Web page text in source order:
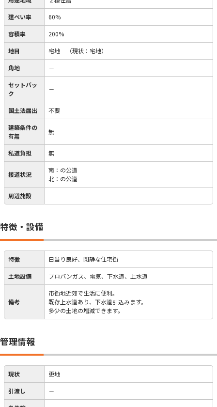
建ぺい率 60%
容積率 200%
地目 宅地 （現状：宅地）
角地 －
セットバッ
ク
－
国土法届出 不要
建築条件の
有無
無
私道負担 無
接道状況
南：の公道
北：の公道
周辺施設
特徴・設備
特徴 日当り良好、閑静な住宅街
土地設備 プロパンガス、電気、下水道、上水道
備考
市街地近郊で生活に便利。
既存上水道あり、下水道引込みます。
多少の土地の増減できます。
管理情報
現状 更地
引渡し －